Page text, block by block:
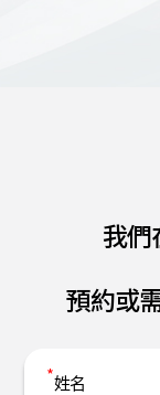
我們
預約或
*姓名